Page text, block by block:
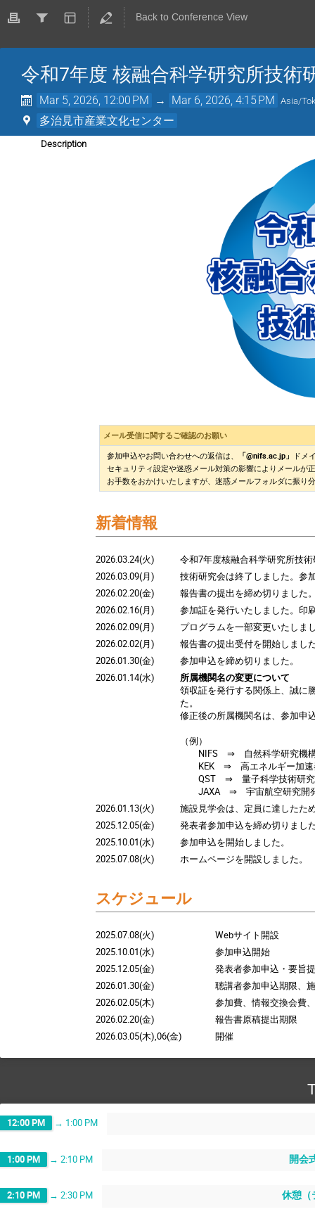
Back to Conference View
令和7年度 核融合科学研究所技術
Mar 5, 2026, 12:00 PM → Mar 6, 2026, 4:15 PM Asia/
多治見市産業文化センター
Description
メール受信に関するご確認のお願い
参加申込やお問い合わせへの返信は、 「@nifs.ac.jp」
ドメ
セキュリティ設定や迷惑メール対策の影響によりメールが
お手数をおかけいたしますが、迷惑メールフォルダに振り
新着情報
2026.03.24(火)
令和7年度核融合科学研究所技
2026.03.09(月)
技術研究会は終了しました。参
2026.02.20(金)
報告書の提出を締め切りました
2026.02.16(月)
参加証を発行いたしました。印
2026.02.09(月)
プログラムを一部変更いたしま
2026.02.02(月)
報告書の提出受付を開始しまし
2026.01.30(金)
参加申込を締め切りました。
2026.01.14(水)
所属機関名の変更について
領収証を発行する関係上、誠に
た。
修正後の所属機関名は、参加申
（例）
NIFS ⇒ 自然科学研究機構
KEK ⇒ 高エネルギー加速
QST ⇒ 量子科学技術研究
JAXA ⇒ 宇宙航空研究開
2026.01.13(火)
施設見学会は、定員に達したた
2025.12.05(金)
発表者参加申込を締め切りまし
2025.10.01(水)
参加申込を開始しました。
2025.07.08(火)
ホームページを開設しました。
スケジュール
2025.07.08(火)
Webサイト開設
2025.10.01(水)
参加申込開始
2025.12.05(金)
発表者参加申込・要旨
2026.01.30(金)
聴講者参加申込期限、
2026.02.05(木)
参加費、情報交換会費
2026.02.20(金)
報告書原稿提出期限
2026.03.05(木),06(金)
開催
12:00 PM → 1:00 PM
1:00 PM → 2:10 PM 開会
2:10 PM → 2:30 PM 休憩（